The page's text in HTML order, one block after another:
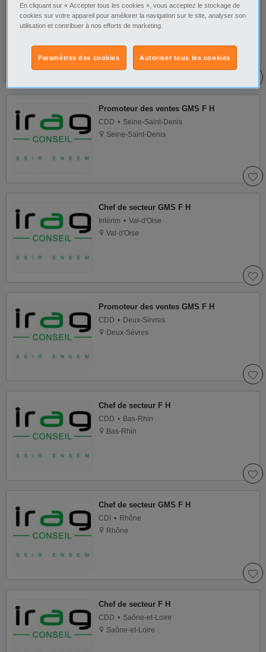
Promoteur des ventes GMS F H
CDD
Meurthe-et-Moselle
Promoteur des ventes GMS F H
CDD
Seine-Saint-Denis
Seine-Saint-Denis
Chef de secteur GMS F H
Intérim
Val-d'Oise
Val-d'Oise
Promoteur des ventes GMS F H
CDD
Deux-Sèvres
Deux-Sèvres
Chef de secteur F H
CDD
Bas-Rhin
Bas-Rhin
Chef de secteur GMS F H
CDI
Rhône
Rhône
Chef de secteur F H
CDD
Saône-et-Loire
Saône-et-Loire
En cliquant sur « Accepter tous les cookies », vous acceptez le stockage de
cookies sur votre appareil pour améliorer la navigation sur le site, analyser son
utilisation et contribuer à nos efforts de marketing.
Autoriser tous les cookies
Paramètres des cookies